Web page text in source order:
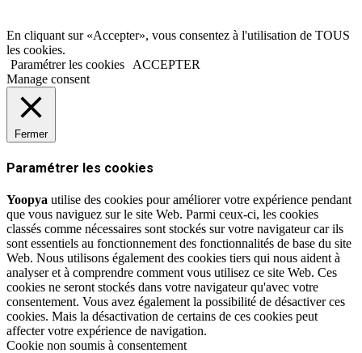
En cliquant sur «Accepter», vous consentez à l'utilisation de TOUS
les cookies.
Paramétrer les cookies
ACCEPTER
Manage consent
Fermer
Paramétrer les cookies
Yoopya utilise des cookies pour améliorer votre expérience pendant
que vous naviguez sur le site Web. Parmi ceux-ci, les cookies
classés comme nécessaires sont stockés sur votre navigateur car ils
sont essentiels au fonctionnement des fonctionnalités de base du site
Web. Nous utilisons également des cookies tiers qui nous aident à
analyser et à comprendre comment vous utilisez ce site Web. Ces
cookies ne seront stockés dans votre navigateur qu'avec votre
consentement. Vous avez également la possibilité de désactiver ces
cookies. Mais la désactivation de certains de ces cookies peut
affecter votre expérience de navigation.
Cookie non soumis à consentement